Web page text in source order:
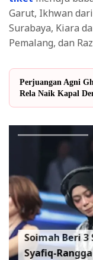
Garut, Ikhwan
Surabaya, Kiara
Pemalang, dan
Perjuangan Agni
Rela Naik Kapal
Soimah Beri
Syafiq-